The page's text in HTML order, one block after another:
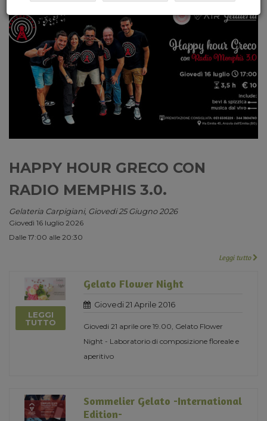
HAPPY HOUR GRECO CON
RADIO MEMPHIS 3.0.
Gelateria Carpigiani, Giovedi 25 Giugno 2026
Giovedì 16 luglio 2026
Dalle 17:00 alle 20:30
Leggi tutto
LEGGI
TUTTO
Gelato Flower Night
Giovedi 21 Aprile 2016
Giovedi 21 aprile ore 19.00, Gelato Flower
Night - Laboratorio di composizione floreale e
aperitivo
Sommelier Gelato -International
Edition-